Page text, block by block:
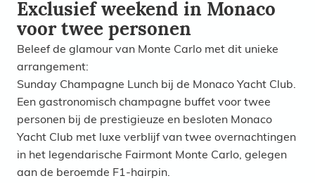
Exclusief weekend in Monaco
voor twee personen
Beleef de glamour van Monte Carlo met dit unieke
arrangement:
Sunday Champagne Lunch bij de Monaco Yacht Club.
Een gastronomisch champagne buffet voor twee
personen bij de prestigieuze en besloten Monaco
Yacht Club met luxe verblijf van twee overnachtingen
in het legendarische Fairmont Monte Carlo, gelegen
aan de beroemde F1-hairpin.